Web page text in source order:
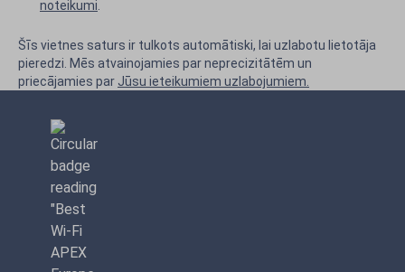
noteikumi
Šīs vietnes saturs ir tulkots automātiski, lai uzlabotu lietotāja
pieredzi. Mēs atvainojamies par neprecizitātēm un
priecājamies par Jūsu ieteikumiem uzlabojumiem.